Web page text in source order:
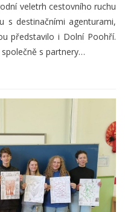
veletrh cestovního ruchu
s destinačními agenturami,
představilo i Dolní Poohří.
s partnery…